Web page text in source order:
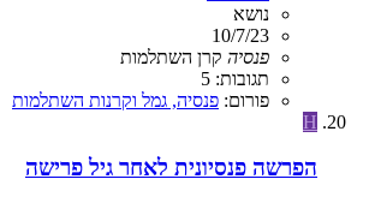
נושא
10/7/23
פנסיה קרן השתלמות
תגובות: 5
פורום: פנסיה, גמל וקרנות השתלמות
H
הפרשה פנסיונית לאחר גיל פרישה